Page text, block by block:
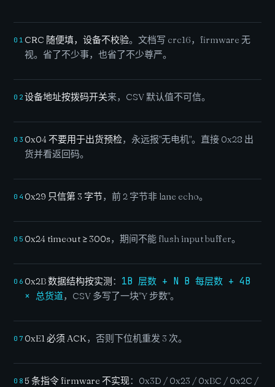
01 CRC 随便填，设备不校验。文档写 crc16，firmware 无
视。省了不少事，也省了不少尊严。
02设备地址按拨码开关来，CSV 默认值不可信。
03 0x04 不要用于出货预检，永远报"无电机"。直接 0x28 出
货并看返回码。
04 0x29 只信第 3 字节，前 2 字节非 lane echo。
05 0x24 timeout ≥ 300s，期间不能 flush input buffer。
06 0x2B 数据结构按实测： 1B 层数 + N B 每层数 + 4B
× 总货道，CSV 多写了一块"Y 步数"。
07 0xE1 必须 ACK，否则下位机重发 3 次。
08 5 条指令 firmware 不实现：0x3D / 0x23 / 0xBC / 0x2C /